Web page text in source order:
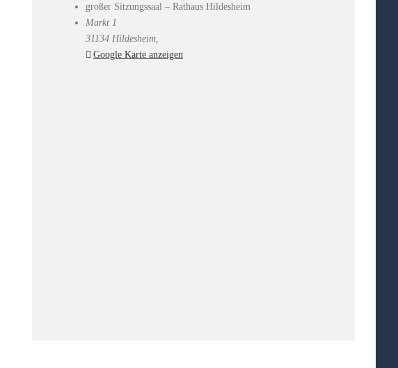
großer Sitzungssaal – Rathaus Hildesheim
Markt 1
31134 Hildesheim
Google Karte anzeigen